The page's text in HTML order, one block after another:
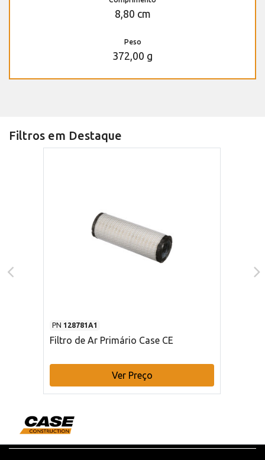
8,80 cm
Peso
372,00 g
Filtros em Destaque
PN 128781A1
Filtro de Ar Primário Case CE
Ver Preço